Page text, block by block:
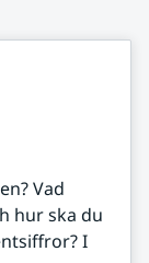
Vad
hur ska du
I